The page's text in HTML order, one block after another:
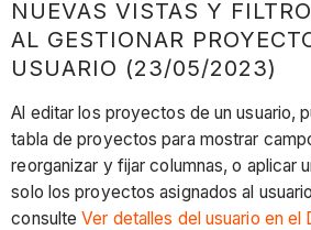
NUEVAS VISTAS Y
AL GESTIONAR
USUARIO (23/05/2023)
Al editar los proyectos de un usuario,
tabla de proyectos para mostrar
reorganizar y fijar columnas, o aplicar
solo los proyectos asignados al
consulteVer detalles del usuario en el